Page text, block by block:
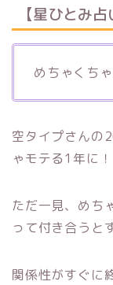
【星ひとみ
めちゃくち
空タイプさんの
ゃモテる1年に！
ただ一見、めち
って付き合うと
関係性がすぐに